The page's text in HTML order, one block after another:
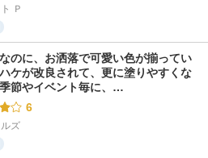
Ｐ
のに、お洒落で可愛い色が揃ってい
ケが改良されて、更に塗りやすくな
節やイベント毎に、…
6
ズ